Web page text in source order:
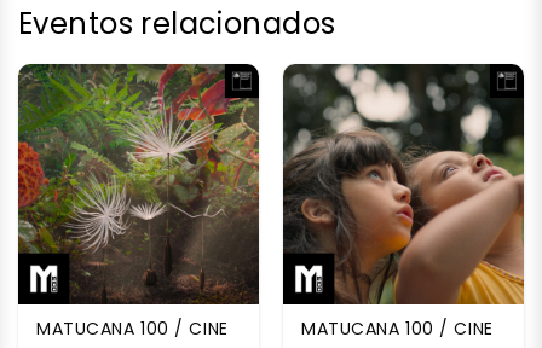
Eventos relacionados
MATUCANA 100 / CINE MATUCANA 100 / CINE